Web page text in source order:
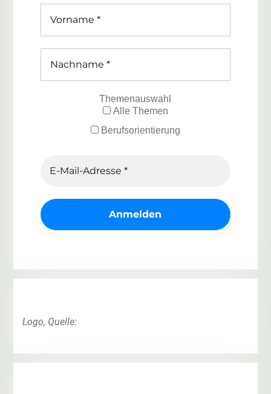
Themenauswahl
Alle Themen
Berufsorientierung
Logo, Quelle: